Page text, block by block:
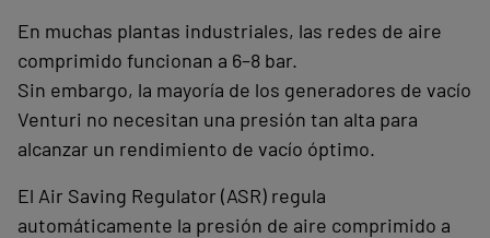
En muchas plantas industriales, las redes de aire
comprimido funcionan a 6–8 bar.
Sin embargo, la mayoría de los generadores de vacío
Venturi no necesitan una presión tan alta para
alcanzar un rendimiento de vacío óptimo.
El Air Saving Regulator (ASR) regula
automáticamente la presión de aire comprimido a